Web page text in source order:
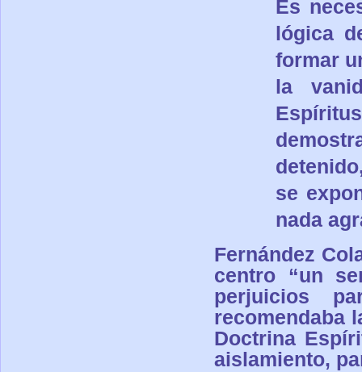
Es
lógica
formar
la
se
nada
Fernández
centro “un
perjuicios
recomendaba
Doctrina
aislamiento,